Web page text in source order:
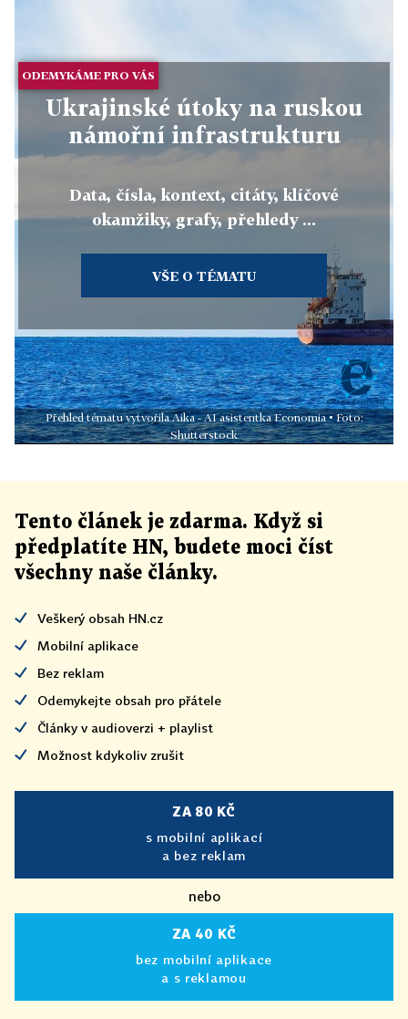
ODEMYKÁME PRO VÁS
Ukrajinské útoky na ruskou
námořní infrastrukturu
Data, čísla, kontext, citáty, klíčové
okamžiky, grafy, přehledy ...
VŠE O TÉMATU
Přehled tématu vytvořila Aika - AI asistentka Economia • Foto:
Shutterstock
Tento článek je zdarma. Když si
předplatíte HN, budete moci číst
všechny naše články.
Veškerý obsah HN.cz
Mobilní aplikace
Bez reklam
Odemykejte obsah pro přátele
Články v audioverzi + playlist
Možnost kdykoliv zrušit
ZA 80 KČ
s mobilní aplikací
a bez reklam
nebo
ZA 40 KČ
bez mobilní aplikace
a s reklamou